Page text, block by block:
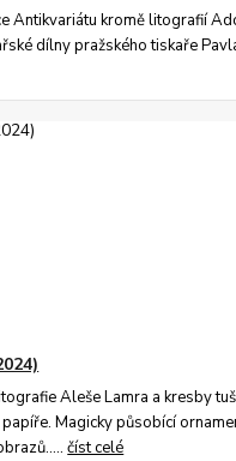
Antikvariátu kromě litografií
dílny pražského tiskaře
Aleše Lamra a kresby
Magicky působící
číst celé